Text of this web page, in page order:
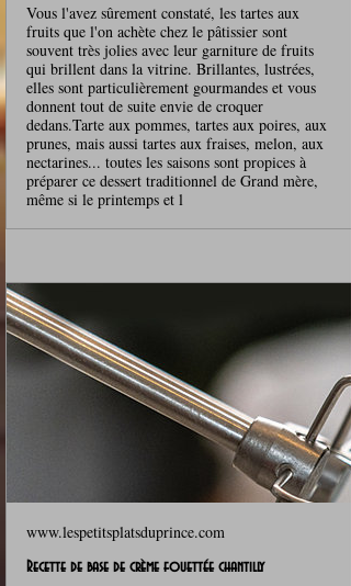
Vous l'avez sûrement constaté, les tartes aux
fruits que l'on achète chez le pâtissier sont
souvent très jolies avec leur garniture de fruits
qui brillent dans la vitrine. Brillantes, lustrées,
elles sont particulièrement gourmandes et vous
donnent tout de suite envie de croquer
dedans.Tarte aux pommes, tartes aux poires, aux
prunes, mais aussi tartes aux fraises, melon, aux
nectarines... toutes les saisons sont propices à
préparer ce dessert traditionnel de Grand mère,
même si le printemps et l
www.lespetitsplatsduprince.com
Recette de base de crème fouettée chantilly